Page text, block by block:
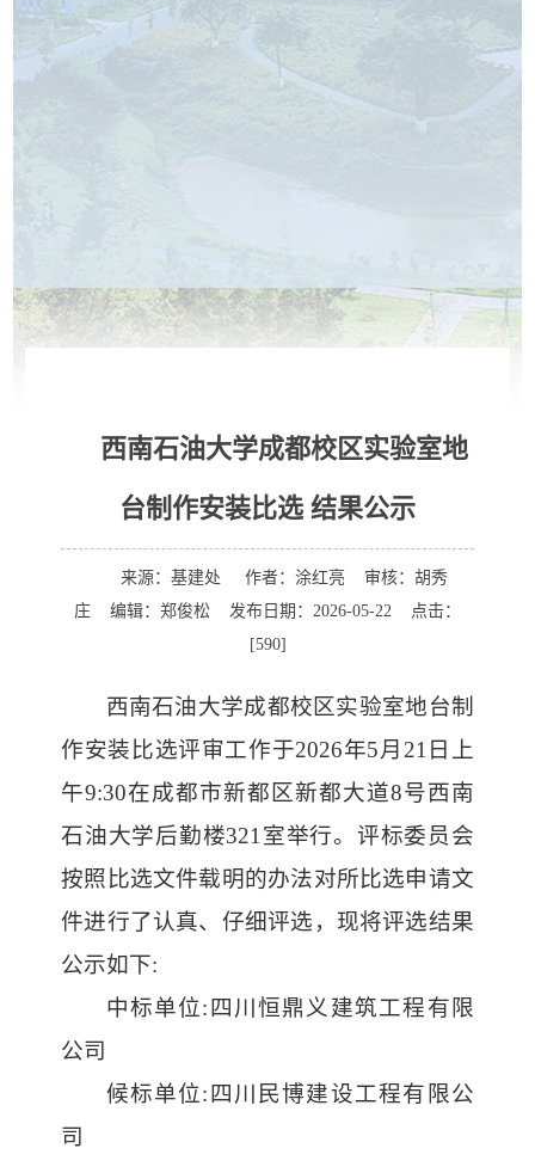
西南石油大学成都校区实验室地
台制作安装比选 结果公示
来源：基建处 作者：涂红亮 审核：胡秀
庄 编辑：郑俊松 发布日期：2026-05-22 点击：
[590]
西南石油大学成都校区实验室地台制
作安装比选评审工作于2026年5月21日上
午9:30在成都市新都区新都大道8号西南
石油大学后勤楼321室举行。 评标委员会
按照比选文件载明的办法对所比选申请文
件进行了认真、仔细评选 ， 现将评选结果
公示如下:
中标单位:四川恒鼎义建筑工程有限
公司
候标单位:四川民博建设工程有限公
司